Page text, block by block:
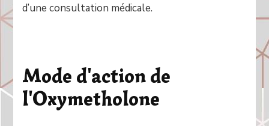
d’une consultation médicale.
Mode d'action de
l'Oxymetholone